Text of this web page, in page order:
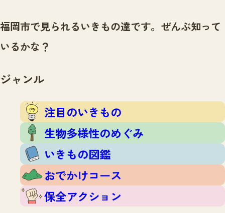
センター紹介TOP
サイトポリシー
ニュース
いきものガイド
注目のいきもの
生物多様性のめぐみ
いきもの図鑑
おでかけコース
保全アクション
イベント
いきもの調査隊
調査レポート
調査レポートTOP
調査結果
ふくおかいきものマップ
マッチング
マッチングTOP
掲載申し込みフォーム
お問合せ
福岡市で見られるいきもの達です。ぜんぶ知って
いるかな？
ジャンル
注目のいきもの
生物多様性のめぐみ
いきもの図鑑
おでかけコース
保全アクション